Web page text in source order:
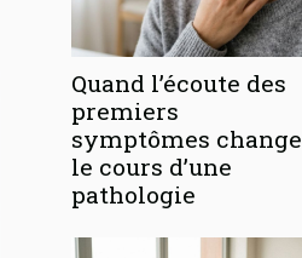
Quand l’écoute des
premiers
symptômes change
le cours d’une
pathologie